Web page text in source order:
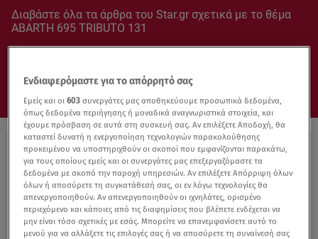
Διαβάστε όλα τα άρθρα του Star.gr σχετικά με το θέμα
ABARTH 695 TRIBUTO 131
Ενδιαφερόμαστε για το απόρρητό σας
Εμείς και οι603 συνεργάτες μας αποθηκεύουμε προσωπικά δεδομένα,
όπως δεδομένα περιήγησης ή μοναδικά αναγνωριστικά στοιχεία, και
έχουμε πρόσβαση σε αυτά στη συσκευή σας. Αν επιλέξετε Αποδοχή, θα
καταστεί δυνατή η ενεργοποίηση τεχνολογιών παρακολούθησης
προκειμένου να υποστηριχθούν οι σκοποί που εμφανίζονται παρακάτω,
για τους οποίους εμείς και οι συνεργάτες μας επεξεργαζόμαστε τα
δεδομένα με σκοπό την παροχή υπηρεσιών. Αν επιλέξετε Απόρριψη όλων
όλων ή αποσύρετε τη συγκατάθεσή σας, οι εν λόγω τεχνολογίες θα
απενεργοποιηθούν. Αν απενεργοποιηθούν οι ιχνηλάτες, ορισμένο
περιεχόμενο και κάποιες από τις διαφημίσεις που βλέπετε ενδέχεται να
μην είναι τόσο σχετικές με εσάς. Μπορείτε να επανεμφανίσετε αυτό το
μενού για να αλλάξετε τις επιλογές σας ή να αποσύρετε τη συναίνεσή σας